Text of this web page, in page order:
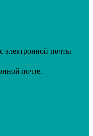
электронной почты
почте.